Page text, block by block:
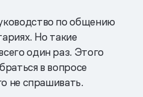
по общению
Но такие
один раз. Этого
в вопросе
не спрашивать.